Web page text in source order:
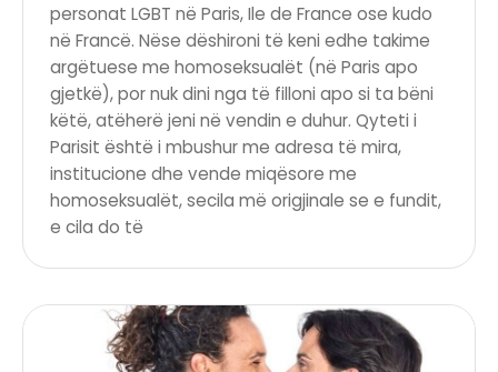
personat LGBT në Paris, Ile de France ose kudo
në Francë. Nëse dëshironi të keni edhe takime
argëtuese me homoseksualët (në Paris apo
gjetkë), por nuk dini nga të filloni apo si ta bëni
këtë, atëherë jeni në vendin e duhur. Qyteti i
Parisit është i mbushur me adresa të mira,
institucione dhe vende miqësore me
homoseksualët, secila më origjinale se e fundit,
e cila do të